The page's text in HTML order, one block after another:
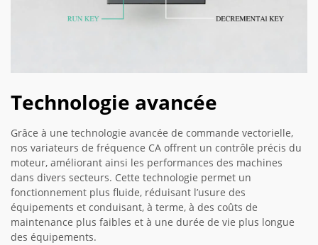
Technologie avancée
Grâce à une technologie avancée de commande vectorielle,
nos variateurs de fréquence CA offrent un contrôle précis du
moteur, améliorant ainsi les performances des machines
dans divers secteurs. Cette technologie permet un
fonctionnement plus fluide, réduisant l’usure des
équipements et conduisant, à terme, à des coûts de
maintenance plus faibles et à une durée de vie plus longue
des équipements.